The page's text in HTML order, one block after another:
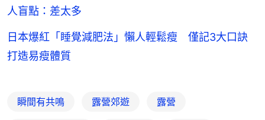
人盲點：差太多
日本爆紅「睡覺減肥法」懶人輕鬆瘦 僅記3大口訣
打造易瘦體質
瞬間有共鳴 露營郊遊 露營